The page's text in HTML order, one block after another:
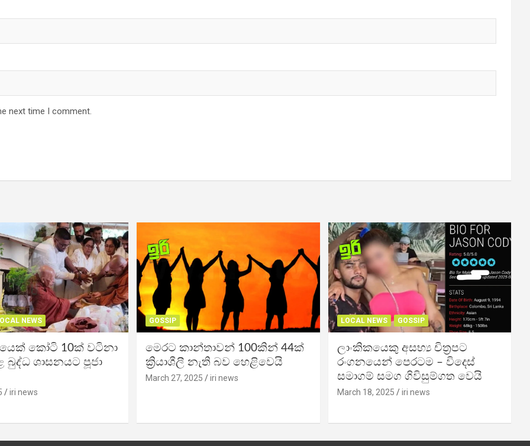
next time I comment.
NEWS
කෝටි 10ක් වටිනා
බුද්ධ ශාසනයට පූජා
iri news
GOSSIP
මෙරට කාන්තාවන් 100කින් 44ක්
ක්‍රියාශීලී නැති බව හෙළිවෙයි
March 27, 2025 iri news
LOCAL NEWS GOSSIP
ලාංකිකයෙකු අසභ්‍ය චිත්‍රපට
රංගනයෙන් පෙරටම – විදෙස්
සමාගම් සමග ගිවිසුම්ගත වෙයි
March 18, 2025 iri news